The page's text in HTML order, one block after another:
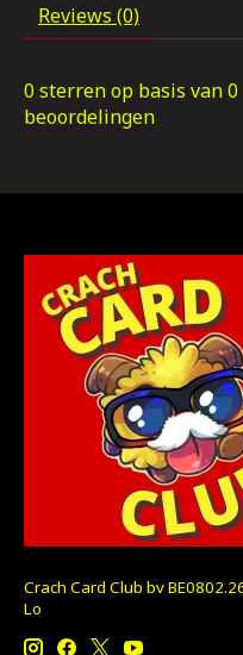
Reviews (0)
0 sterren op basis van0
beoordelingen
Crach Card Club bv
Lo